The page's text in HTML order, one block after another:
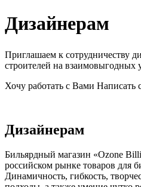
Дизайнерам
Приглашаем к сотрудничеству
строителей на взаимовыгодных
Хочу работать с Вами Написать
Дизайнерам
Бильярдный магазин «Ozone
российском рынке товаров для
Динамичность, гибкость,